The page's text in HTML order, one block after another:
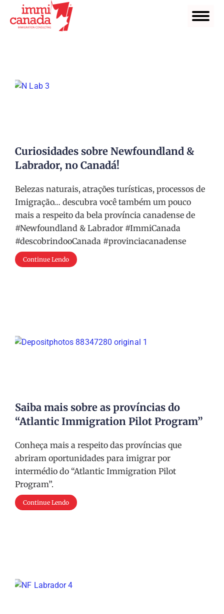
Curiosidades sobre Newfoundland &
Labrador, no Canadá!
Belezas naturais, atrações turísticas, processos de
Imigração… descubra você também um pouco
mais a respeito da bela província canadense de
#Newfoundland & Labrador #ImmiCanada
#descobrindooCanada #provinciacanadense
Continue Lendo
Saiba mais sobre as províncias do
“Atlantic Immigration Pilot Program”
Conheça mais a respeito das províncias que
abriram oportunidades para imigrar por
intermédio do “Atlantic Immigration Pilot
Program”.
Continue Lendo